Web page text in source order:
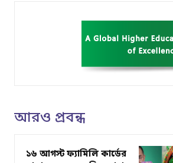
আরও প্রবন্ধ
১৬ আগস্ট ফ্যামিলি কার্ডের